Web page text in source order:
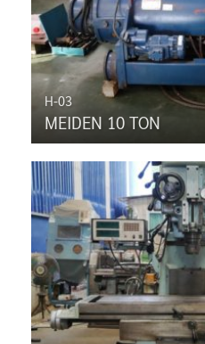
H-03
MEIDEN 10 TON